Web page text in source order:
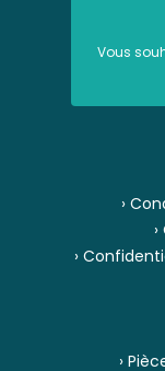
Vous
›
›
›